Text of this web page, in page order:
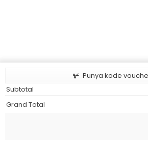
Punya kode
Subtotal
Grand Total